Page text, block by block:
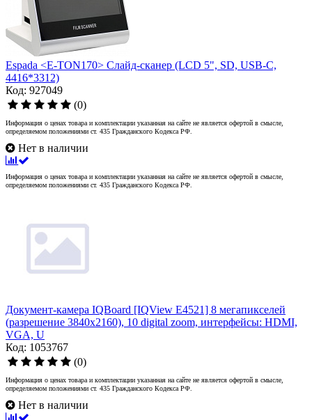
Espada <E-TON170> Слайд-сканер (LCD 5", SD, USB-C,
4416*3312)
Код: 927049
(0)
Информация о ценах товара и комплектации указанная на сайте не является офертой в смысле,
определяемом положениями ст. 435 Гражданского Кодекса РФ.
Нет в наличии
Информация о ценах товара и комплектации указанная на сайте не является офертой в смысле,
определяемом положениями ст. 435 Гражданского Кодекса РФ.
Документ-камера IQBoard [IQView E4521] 8 мегапикселей
(разрешение 3840x2160), 10 digital zoom, интерфейсы: HDMI,
VGA, U
Код: 1053767
(0)
Информация о ценах товара и комплектации указанная на сайте не является офертой в смысле,
определяемом положениями ст. 435 Гражданского Кодекса РФ.
Нет в наличии